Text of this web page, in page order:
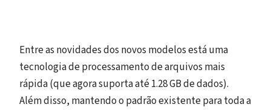
Entre as novidades dos novos modelos está uma
tecnologia de processamento de arquivos mais
rápida (que agora suporta até 1.28 GB de dados).
Além disso, mantendo o padrão existente para toda a